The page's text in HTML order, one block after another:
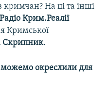
кримчан? На ці та інші
Радіо Крим.Реалії
Кримської
Скрипник.
можемо окреслили для